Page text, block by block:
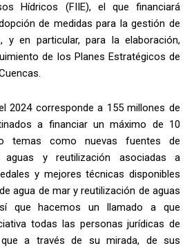
Hídricos (FIIE), el que financiará
de medidas para la gestión de
y en particular, para la elaboración,
de los Planes Estratégicos de
2024 corresponde a 155 millones de
a financiar un máximo de 10
temas como nuevas fuentes de
aguas y reutilización asociadas a
y mejores técnicas disponibles
agua de mar y reutilización de aguas
que hacemos un llamado a que
todas las personas jurídicas de
a través de su mirada, de sus